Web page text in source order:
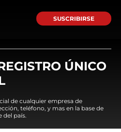
SUSCRIBIRSE
ÚNICO
de cualquier empresa de
teléfono, y mas en la base de
del país.